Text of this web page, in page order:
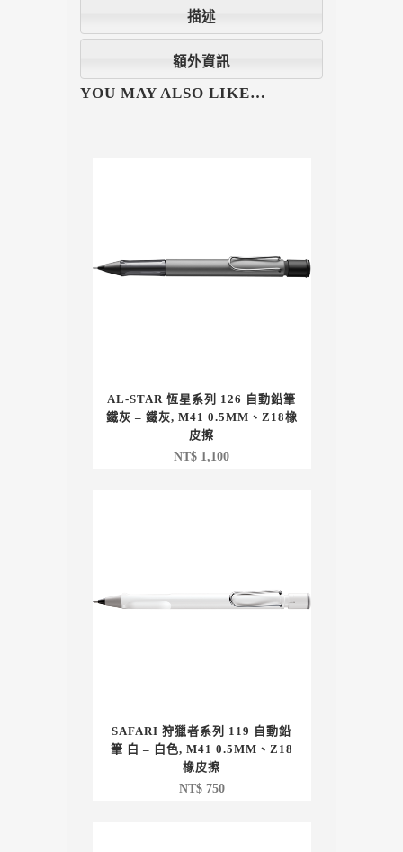
描述
額外資訊
YOU MAY ALSO LIKE…
AL-STAR 恆星系列 126 自動鉛筆
鐵灰 – 鐵灰, M41 0.5MM、Z18橡
皮擦
NT$ 1,100
SAFARI 狩獵者系列 119 自動鉛
筆 白 – 白色, M41 0.5MM、Z18
橡皮擦
NT$750